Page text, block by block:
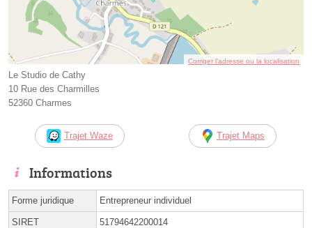
Corriger l’adresse ou la localisation
Le Studio de Cathy
10 Rue des Charmilles
52360 Charmes
Trajet Waze Trajet Maps
Informations
Forme juridique Entrepreneur individuel
SIRET 51794642200014